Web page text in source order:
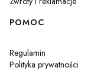
POMOC
Regulamin
Polityka prywatności